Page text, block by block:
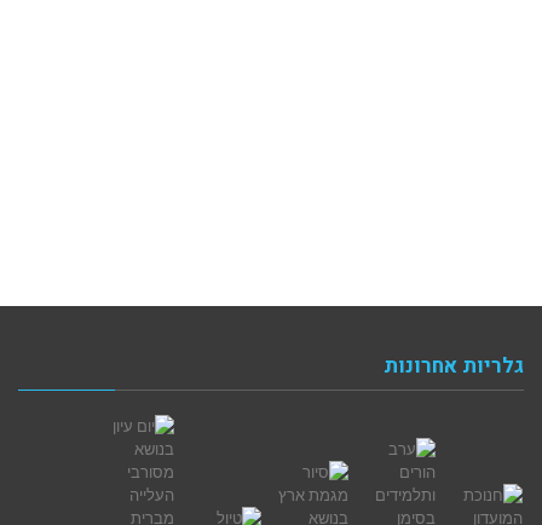
גלריות אחרונות